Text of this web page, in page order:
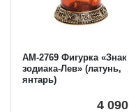
AM-2769 Фигурка «Знак
зодиака-Лев» (латунь,
янтарь)
4 090